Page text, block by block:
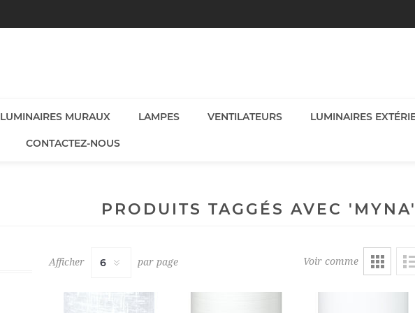
LUMINAIRES MURAUX LAMPES VENTILATEURS LUMINAIRES
CONTACTEZ-NOUS
PRODUITS TAGGÉS AVEC 'MYNA'
Voir comme
Afficher par page